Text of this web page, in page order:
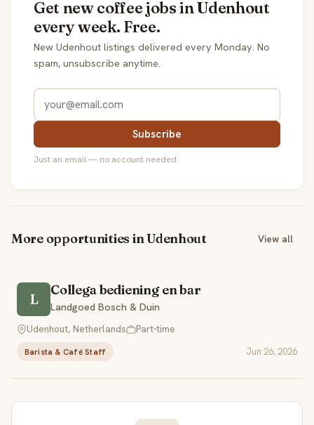
Get new coffee jobs in Udenhout
every week. Free.
New Udenhout listings delivered every Monday. No
spam, unsubscribe anytime.
Subscribe
Just an email — no account needed.
More opportunities in Udenhout View all
L
Collega bediening en bar
Landgoed Bosch & Duin
Udenhout, Netherlands
Part-time
Barista & Café Staff Jun 26, 2026